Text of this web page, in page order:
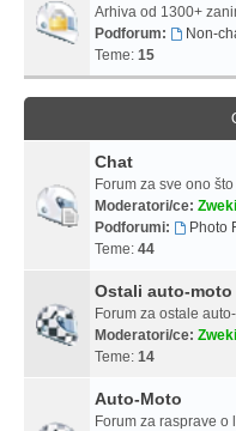
Arhiva od 1300+
Podforum:
Non-
Teme: 15
Chat
Forum za sve ono
Moderatori/ce: Zweki
Podforumi:
Photo
Teme: 44
Ostali auto-
Forum za ostale
Moderatori/ce: Zweki
Teme: 14
Auto-Moto
Forum za rasprave o